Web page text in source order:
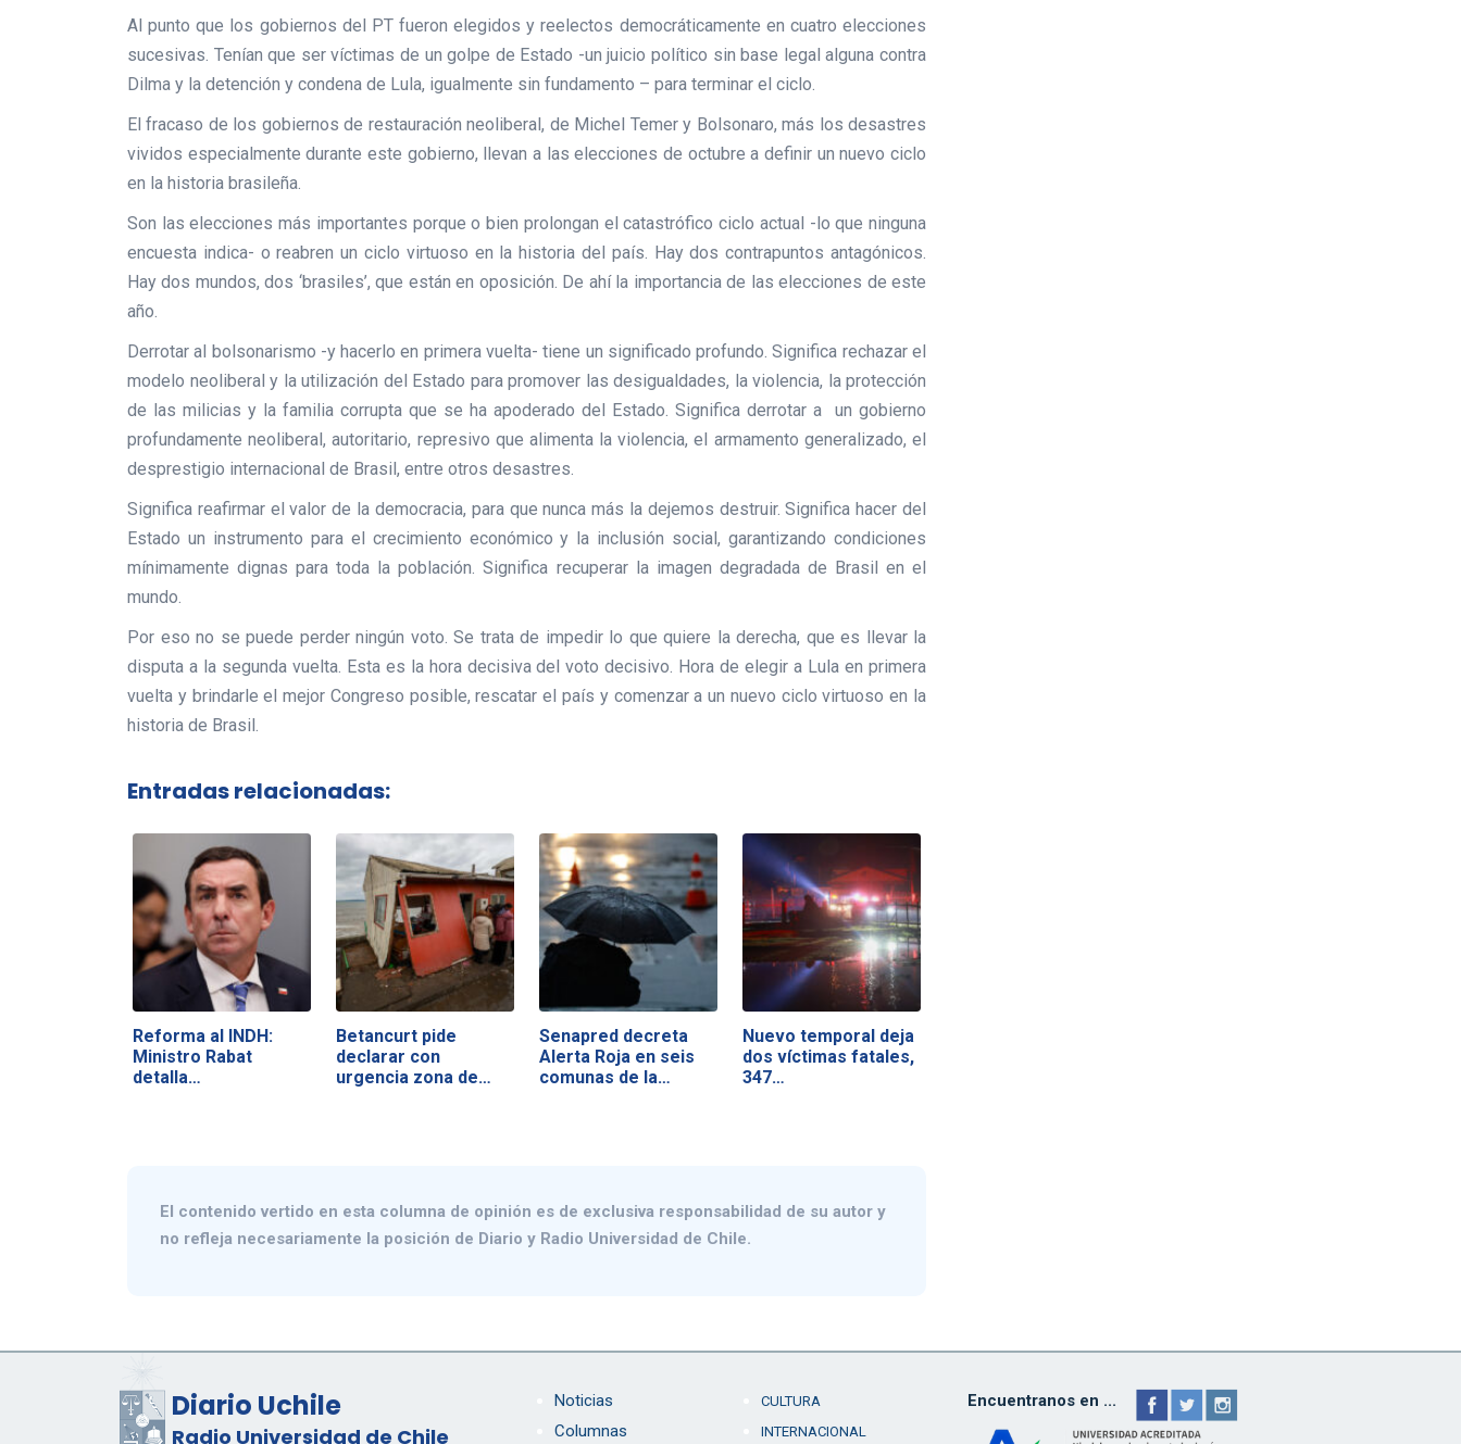
Al punto que los gobiernos del PT fueron elegidos y reelectos democráticamente en cuatro elecciones
sucesivas. Tenían que ser víctimas de un golpe de Estado -un juicio político sin base legal alguna contra
Dilma y la detención y condena de Lula, igualmente sin fundamento – para terminar el ciclo.
El fracaso de los gobiernos de restauración neoliberal, de Michel Temer y Bolsonaro, más los desastres
vividos especialmente durante este gobierno, llevan a las elecciones de octubre a definir un nuevo ciclo
en la historia brasileña.
Son las elecciones más importantes porque o bien prolongan el catastrófico ciclo actual -lo que ninguna
encuesta indica- o reabren un ciclo virtuoso en la historia del país. Hay dos contrapuntos antagónicos.
Hay dos mundos, dos ‘brasiles’, que están en oposición. De ahí la importancia de las elecciones de este
año.
Derrotar al bolsonarismo -y hacerlo en primera vuelta- tiene un significado profundo. Significa rechazar el
modelo neoliberal y la utilización del Estado para promover las desigualdades, la violencia, la protección
de las milicias y la familia corrupta que se ha apoderado del Estado. Significa derrotar a un gobierno
profundamente neoliberal, autoritario, represivo que alimenta la violencia, el armamento generalizado, el
desprestigio internacional de Brasil, entre otros desastres.
Significa reafirmar el valor de la democracia, para que nunca más la dejemos destruir. Significa hacer del
Estado un instrumento para el crecimiento económico y la inclusión social, garantizando condiciones
mínimamente dignas para toda la población. Significa recuperar la imagen degradada de Brasil en el
mundo.
Por eso no se puede perder ningún voto. Se trata de impedir lo que quiere la derecha, que es llevar la
disputa a la segunda vuelta. Esta es la hora decisiva del voto decisivo. Hora de elegir a Lula en primera
vuelta y brindarle el mejor Congreso posible, rescatar el país y comenzar a un nuevo ciclo virtuoso en la
historia de Brasil.
Entradas relacionadas:
Reforma al INDH:
Ministro Rabat
detalla
Betancurt pide
declarar con
urgencia zona de…
Senapred decreta
Alerta Roja en seis
comunas de la…
Nuevo temporal deja
dos víctimas fatales,
347…
El contenido vertido en esta columna de opinión es de exclusiva responsabilidad de su autor y
no refleja necesariamente la posición de Diario y Radio Universidad de Chile.
Diario Uchile
Radio Universidad de Chile
Noticias
Columnas
CULTURA
INTERNACIONAL
Encuentranos en ...